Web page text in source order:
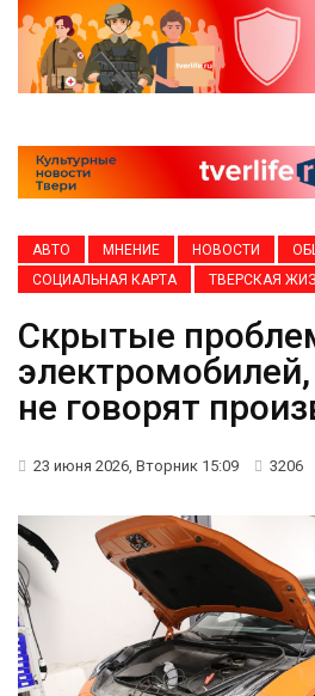
АВТО МНЕНИЕ НОВОСТИ
СОЦИАЛЬНАЯ КАРТА
ТВЕРСКАЯ
Скрытые
не говорят
23 июня 2026, Вторник 15:09 3206